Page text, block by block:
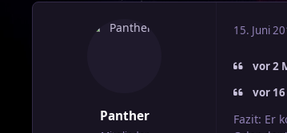
Panther
15. Juni
vor 2
vor
Fazit: Er